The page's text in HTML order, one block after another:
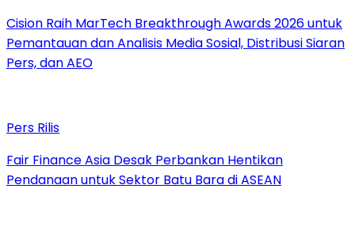
Cision Raih MarTech Breakthrough Awards 2026 untuk
Pemantauan dan Analisis Media Sosial, Distribusi Siaran
Pers, dan AEO
Pers Rilis
Fair Finance Asia Desak Perbankan Hentikan
Pendanaan untuk Sektor Batu Bara di ASEAN